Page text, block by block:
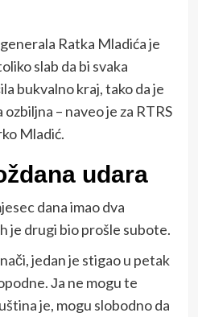
Ratka Mladića je
slab da bi svaka
bukvalno kraj, tako da je
– naveo je za RTRS
Mladić.
udara
dana imao dva
je drugi bio prošle subote.
jedan je stigao u petak
Јa ne mogu te
je, mogu slobodno da